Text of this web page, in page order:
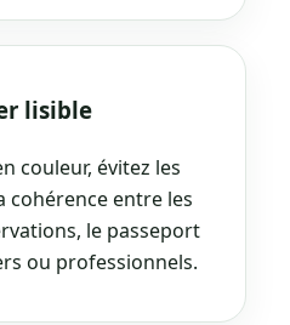
lisible
couleur, évitez les
cohérence entre les
le passeport
ou professionnels.